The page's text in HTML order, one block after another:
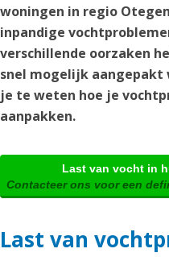
woningen in regio
inpandige
verschillende oorzaken
snel mogelijk
je te weten hoe je
aanpakken.
Last van vocht in
Contacteer ons voor een
Last van